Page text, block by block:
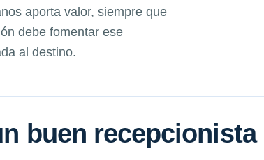
aporta valor, siempre que
debe fomentar ese
al destino.
buen recepcionista